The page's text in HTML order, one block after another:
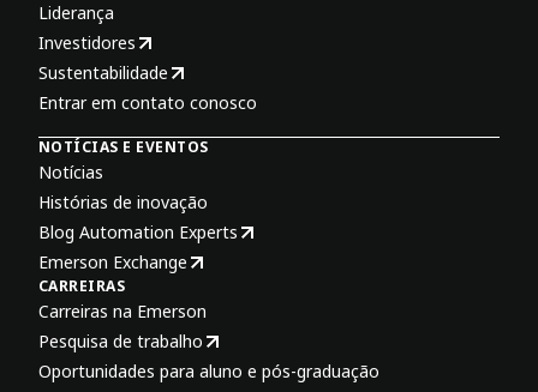
Liderança
Investidores
Sustentabilidade
Entrar em contato conosco
NOTÍCIAS E EVENTOS
Notícias
Histórias de inovação
Blog Automation Experts
Emerson Exchange
CARREIRAS
Carreiras na Emerson
Pesquisa de trabalho
Oportunidades para aluno e pós-graduação